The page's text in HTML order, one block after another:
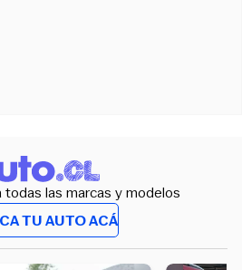
las marcas y modelos
TU AUTO ACÁ